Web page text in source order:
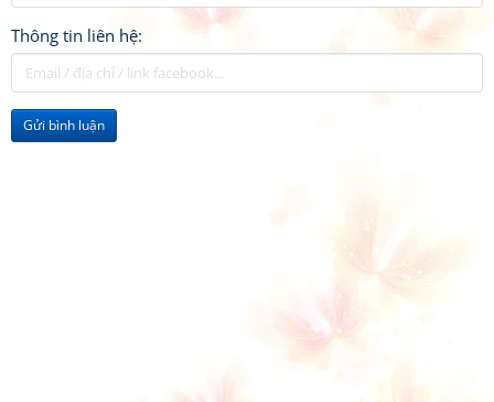
Thông tin liên hệ:
Gửi bình luận